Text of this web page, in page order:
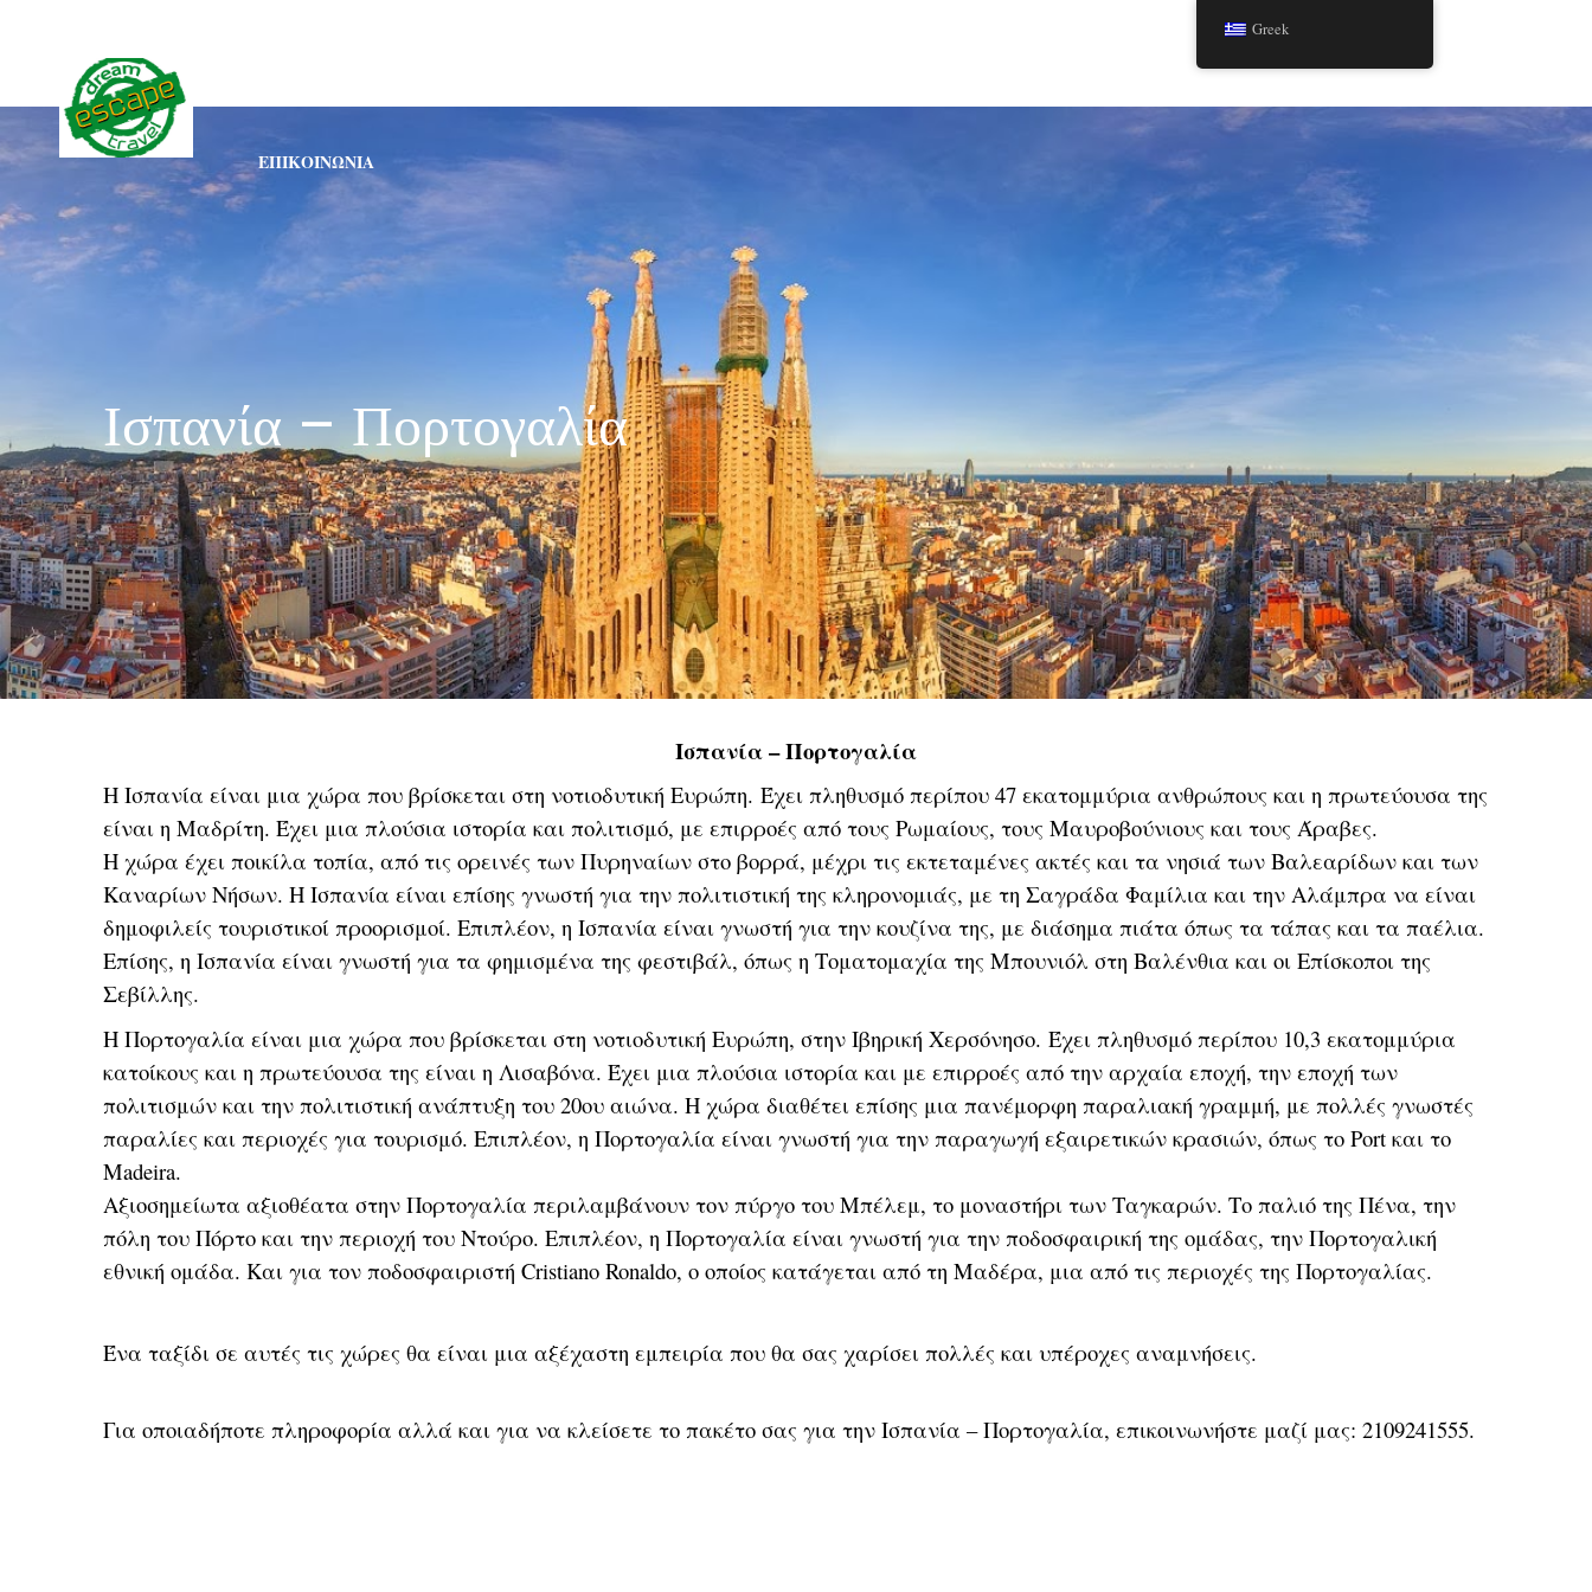
ΕΠΙΚΟΙΝΩΝΊΑ
Ισπανία – Πορτογαλία
Ισπανία – Πορτογαλία
Η Ισπανία είναι μια χώρα που βρίσκεται στη νοτιοδυτική Ευρώπη. Έχει πληθυσμό περίπου 47 εκατομμύρια ανθρώπους και η πρωτεύουσα της
είναι η Μαδρίτη. Έχει μια πλούσια ιστορία και πολιτισμό, με επιρροές από τους Ρωμαίους, τους Μαυροβούνιους και τους Άραβες.
Η χώρα έχει ποικίλα τοπία, από τις ορεινές των Πυρηναίων στο βορρά, μέχρι τις εκτεταμένες ακτές και τα νησιά των Βαλεαρίδων και των
Καναρίων Νήσων. Η Ισπανία είναι επίσης γνωστή για την πολιτιστική της κληρονομιάς, με τη Σαγράδα Φαμίλια και την Αλάμπρα να είναι
δημοφιλείς τουριστικοί προορισμοί. Επιπλέον, η Ισπανία είναι γνωστή για την κουζίνα της, με διάσημα πιάτα όπως τα τάπας και τα παέλια.
Επίσης, η Ισπανία είναι γνωστή για τα φημισμένα της φεστιβάλ, όπως η Τοματομαχία της Μπουνιόλ στη Βαλένθια και οι Επίσκοποι της
Σεβίλλης.
Η Πορτογαλία είναι μια χώρα που βρίσκεται στη νοτιοδυτική Ευρώπη, στην Ιβηρική Χερσόνησο. Έχει πληθυσμό περίπου 10,3 εκατομμύρια
κατοίκους και η πρωτεύουσα της είναι η Λισαβόνα. Έχει μια πλούσια ιστορία και με επιρροές από την αρχαία εποχή, την εποχή των
πολιτισμών και την πολιτιστική ανάπτυξη του 20ου αιώνα. Η χώρα διαθέτει επίσης μια πανέμορφη παραλιακή γραμμή, με πολλές γνωστές
παραλίες και περιοχές για τουρισμό. Επιπλέον, η Πορτογαλία είναι γνωστή για την παραγωγή εξαιρετικών κρασιών, όπως το Port και το
Madeira.
Αξιοσημείωτα αξιοθέατα στην Πορτογαλία περιλαμβάνουν τον πύργο του Μπέλεμ, το μοναστήρι των Ταγκαρών. Το παλιό της Πένα, την
πόλη του Πόρτο και την περιοχή του Ντούρο. Επιπλέον, η Πορτογαλία είναι γνωστή για την ποδοσφαιρική της ομάδας, την Πορτογαλική
εθνική ομάδα. Και για τον ποδοσφαιριστή Cristiano Ronaldo, ο οποίος κατάγεται από τη Μαδέρα, μια από τις περιοχές της Πορτογαλίας.
Ένα ταξίδι σε αυτές τις χώρες θα είναι μια αξέχαστη εμπειρία που θα σας χαρίσει πολλές και υπέροχες αναμνήσεις.
Για οποιαδήποτε πληροφορία αλλά και για να κλείσετε το πακέτο σας για την Ισπανία – Πορτογαλία, επικοινωνήστε μαζί μας: 2109241555.
Greek